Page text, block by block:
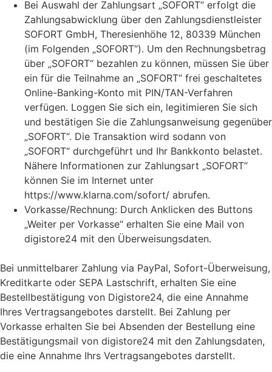
Bei Auswahl der Zahlungsart „SOFORT“ erfolgt die
Zahlungsabwicklung über den Zahlungsdienstleister
SOFORT GmbH, Theresienhöhe 12, 80339 München
(im Folgenden „SOFORT“). Um den Rechnungsbetrag
über „SOFORT“ bezahlen zu können, müssen Sie über
ein für die Teilnahme an „SOFORT“ frei geschaltetes
Online-Banking-Konto mit PIN/TAN-Verfahren
verfügen. Loggen Sie sich ein, legitimieren Sie sich
und bestätigen Sie die Zahlungsanweisung gegenüber
„SOFORT“. Die Transaktion wird sodann von
„SOFORT“ durchgeführt und Ihr Bankkonto belastet.
Nähere Informationen zur Zahlungsart „SOFORT“
können Sie im Internet unter
https://www.klarna.com/sofort/ abrufen.
Vorkasse/Rechnung: Durch Anklicken des Buttons
„Weiter per Vorkasse“ erhalten Sie eine Mail von
digistore24 mit den Überweisungsdaten.
Bei unmittelbarer Zahlung via PayPal, Sofort-Überweisung,
Kreditkarte oder SEPA Lastschrift, erhalten Sie eine
Bestellbestätigung von Digistore24, die eine Annahme
Ihres Vertragsangebotes darstellt. Bei Zahlung per
Vorkasse erhalten Sie bei Absenden der Bestellung eine
Bestätigungsmail von digistore24 mit den Zahlungsdaten,
die eine Annahme Ihrs Vertragsangebotes darstellt.